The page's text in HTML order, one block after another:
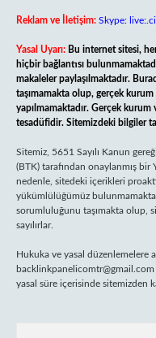
Reklam ve İletişim: Skype:
Yasal Uyarı: Bu internet sitesi,
hiçbir bağlantısı
makaleler paylaşılmaktadır.
taşımamakta olup, gerçek kurum
yapılmamaktadır. Gerçek
tesadüfidir. Sitemizdeki bilgiler
Sitemiz, 5651 Sayılı Kanun
(BTK) tarafından onaylanmış bir
nedenle, sitedeki içerikleri
yükümlülüğümüz
sorumluluğunu taşımakta olup,
sayılırlar.
Hukuka ve yasal düzenlemelere
backlinkpanelicomtr@gmail.com
yasal süre içerisinde sitemizden